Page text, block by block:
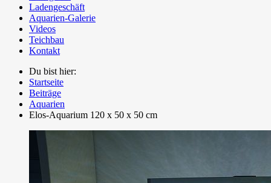
Ladengeschäft
Aquarien-Galerie
Videos
Teichbau
Kontakt
Du bist hier:
Startseite
Beiträge
Aquarien
Elos-Aquarium 120 x 50 x 50 cm